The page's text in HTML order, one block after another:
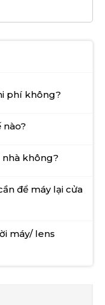
phí không?
nào?
nhà không?
để máy lại cửa
máy/ lens